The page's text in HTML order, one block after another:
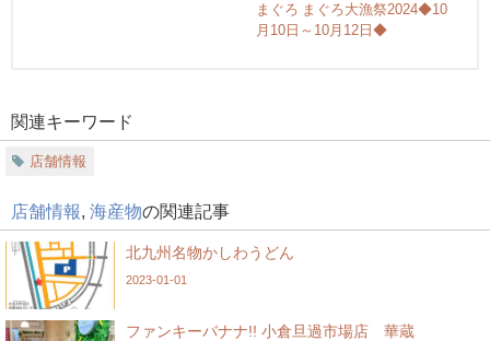
まぐろ まぐろ大漁祭2024◆10
月10日～10月12日◆
関連キーワード
店舗情報
店舗情報 海産物の関連記事
北九州名物かしわうどん
2023-01-01
ファンキーバナナ!! 小倉旦過市場店 華蔵